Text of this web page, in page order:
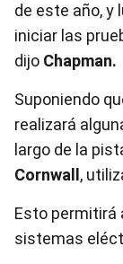
de este año, y
iniciar las
dijo Chapman.
Suponiendo
realizará
largo de la
Cornwall ,
Esto permitirá
sistemas